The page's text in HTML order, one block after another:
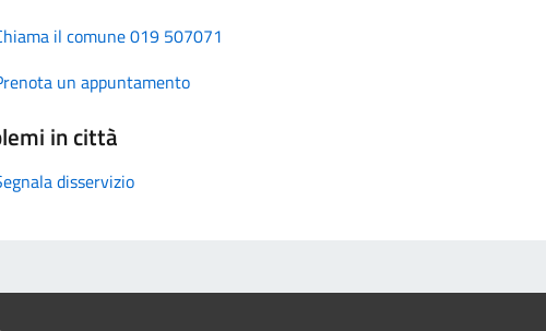
il comune 019 507071
un appuntamento
in città
disservizio